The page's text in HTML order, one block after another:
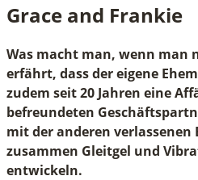
Alle anzeigen
Grace and Frankie
Grace and Frankie
Was macht man, wenn man
erfährt, dass der eigene
zudem seit 20 Jahren eine
befreundeten
mit der anderen verlassenen
zusammen Gleitgel und
entwickeln.